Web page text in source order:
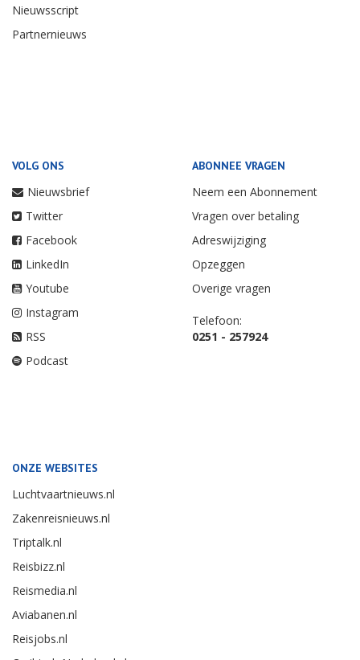
Nieuwsscript
Partnernieuws
VOLG ONS
Nieuwsbrief
Twitter
Facebook
LinkedIn
Youtube
Instagram
RSS
Podcast
ABONNEE VRAGEN
Neem een Abonnement
Vragen over betaling
Adreswijziging
Opzeggen
Overige vragen
Telefoon:
0251 - 257924
ONZE WEBSITES
Luchtvaartnieuws.nl
Zakenreisnieuws.nl
Triptalk.nl
Reisbizz.nl
Reismedia.nl
Aviabanen.nl
Reisjobs.nl